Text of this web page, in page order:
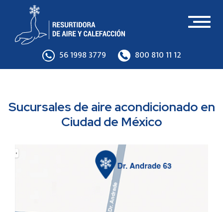
56 1998 3779
800 810 11 12
Sucursales de aire acondicionado en
Ciudad de México